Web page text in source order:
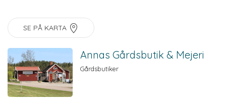
SE PÅ KARTA
Annas Gårdsbutik & Mejeri
Gårdsbutiker